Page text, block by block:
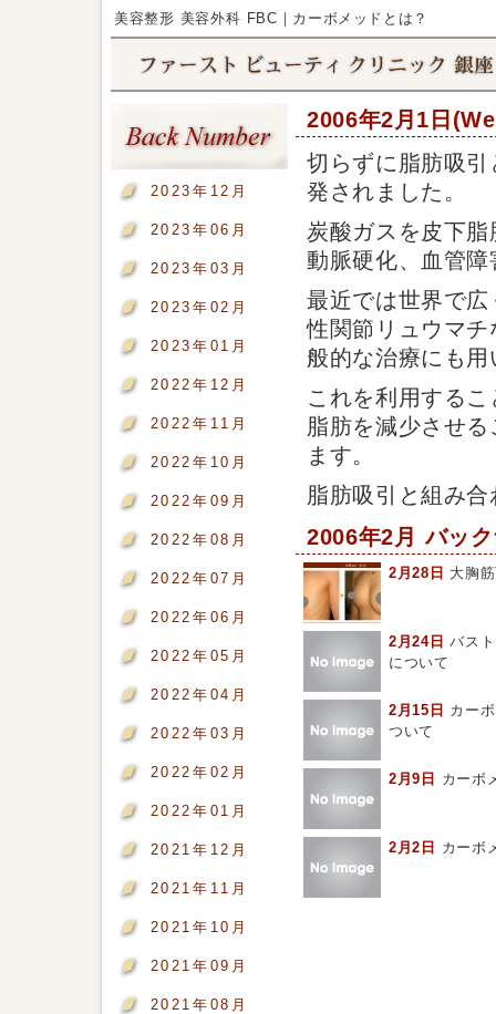
美容整形 美容外科 FBC｜カーボメッドとは？
2006年2月1日
切らずに脂肪吸
発されました。
炭酸ガスを皮下
動脈硬化、血管
最近では世界で
性関節リュウマ
般的な治療にも
これを利用する
脂肪を減少させ
ます。
脂肪吸引と組み
2006年2月 バッ
2月28日 大胸
2月24日 バス
について
2月15日 カー
ついて
2月9日 カーボ
2月2日 カーボ
2023年12月
2023年06月
2023年03月
2023年02月
2023年01月
2022年12月
2022年11月
2022年10月
2022年09月
2022年08月
2022年07月
2022年06月
2022年05月
2022年04月
2022年03月
2022年02月
2022年01月
2021年12月
2021年11月
2021年10月
2021年09月
2021年08月